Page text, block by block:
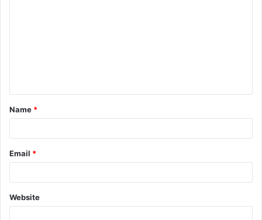
t
*
Name *
Email *
Website